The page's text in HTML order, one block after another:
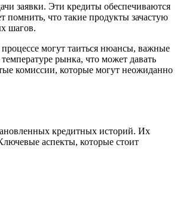
заявки. Эти кредиты обеспечиваются
помнить, что такие продукты зачастую
шагов.
процессе могут таиться нюансы, важные
рынка, что может давать
комиссии, которые могут неожиданно
кредитных историй. Их
аспекты, которые стоит